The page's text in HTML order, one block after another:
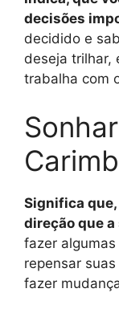
decisões
decidido e
deseja trilhar,
trabalha com
Significa
direção que a
fazer
repensar
fazer